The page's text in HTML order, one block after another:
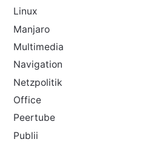
Linux
Manjaro
Multimedia
Navigation
Netzpolitik
Office
Peertube
Publii